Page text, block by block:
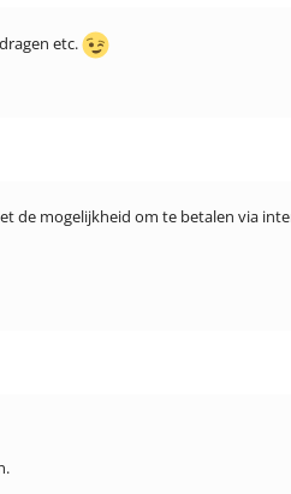
etc.
de mogelijkheid om te betalen via